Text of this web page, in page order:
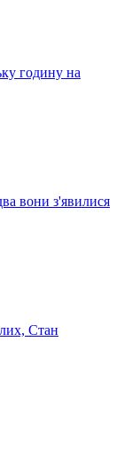
годину на
вони з'явилися
Стан